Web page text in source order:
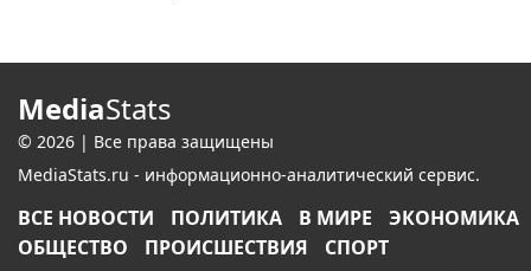
MediaStats
© 2026 | Все права защищены
MediaStats.ru - информационно-аналитический сервис.
ВСЕ НОВОСТИ ПОЛИТИКА В МИРЕ
ЭКОНОМИКА
ОБЩЕСТВО
ПРОИСШЕСТВИЯ СПОРТ